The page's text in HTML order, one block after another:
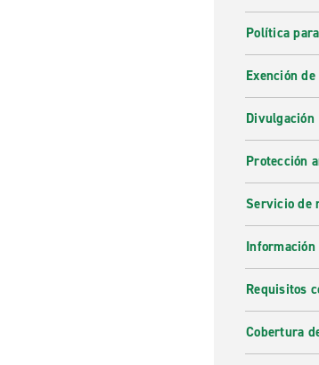
Política
Exención
Divulgación
Protección
Servicio de
Requisitos
Cobertura